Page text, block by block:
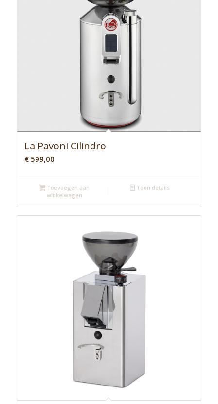
La Pavoni Cilindro
€599,00
Toevoegen aan
winkelwagen
Toon details